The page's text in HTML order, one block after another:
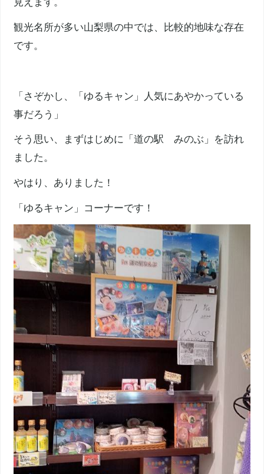
観光名所が多い山梨県の中では、比較的地味な存在
です。
「さぞかし、「ゆるキャン」人気にあやかっている
事だろう」
そう思い、まずはじめに「道の駅 みのぶ」を訪れ
ました。
やはり、ありました！
「ゆるキャン」コーナーです！